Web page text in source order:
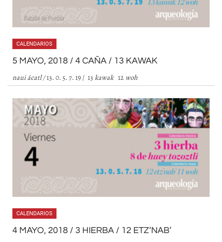
CALENDARIOS
5 MAYO, 2018 / 4 CAÑA / 13 KAWAK
naui ácatl/13. 0. 5. 7. 19 / 13 kawak12 woh
CALENDARIOS
4 MAYO, 2018 / 3 HIERBA / 12 ETZ’NAB’